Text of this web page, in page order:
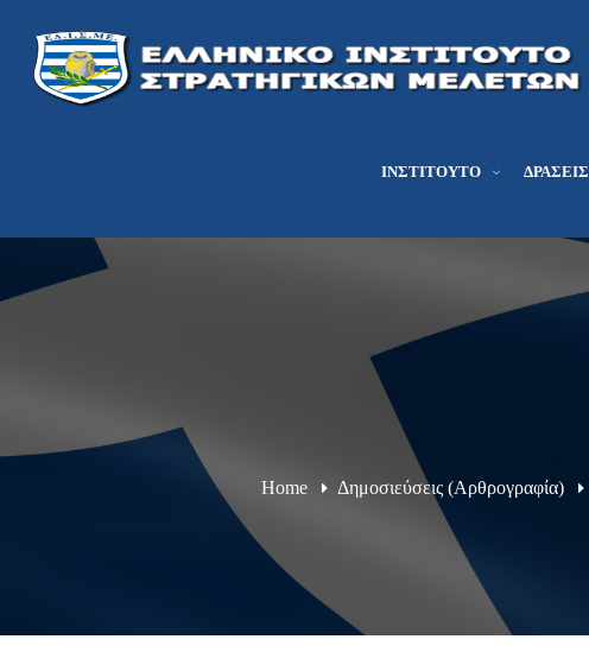
ΙΝΣΤΙΤΟΎΤΟ ΔΡΆΣΕΙΣ
Home Δημοσιεύσεις (Αρθρογραφία)